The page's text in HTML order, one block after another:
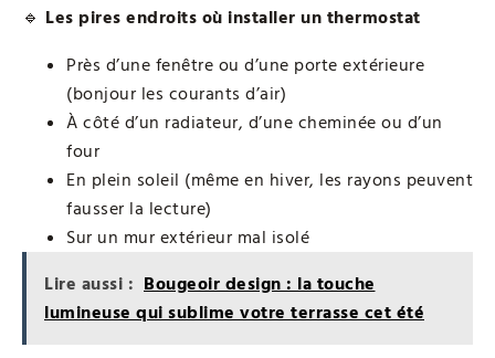
🔹 Les pires endroits où installer un thermostat
Près d’une fenêtre ou d’une porte extérieure
(bonjour les courants d’air)
À côté d’un radiateur, d’une cheminée ou d’un
four
En plein soleil (même en hiver, les rayons peuvent
fausser la lecture)
Sur un mur extérieur mal isolé
Lire aussi : Bougeoir design : la touche
lumineuse qui sublime votre terrasse cet été